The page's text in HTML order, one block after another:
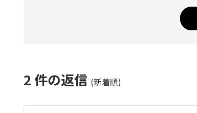
2 件の返信 (新着順)